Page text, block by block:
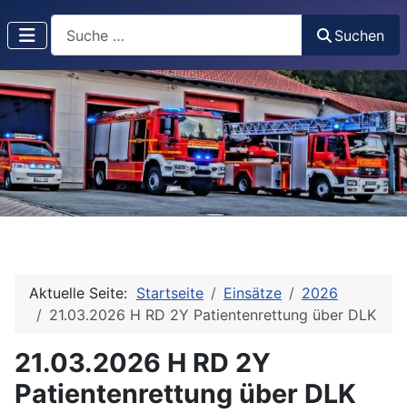
Suchen
Aktuelle Seite: Startseite Einsätze
2026
21.03.2026 H RD 2Y Patientenrettung über DLK
21.03.2026 H RD 2Y
Patientenrettung über DLK